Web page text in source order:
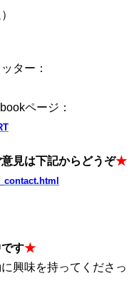
ター：
ページ：
見は下記からどうぞ★
す★
興味を持ってくださっ